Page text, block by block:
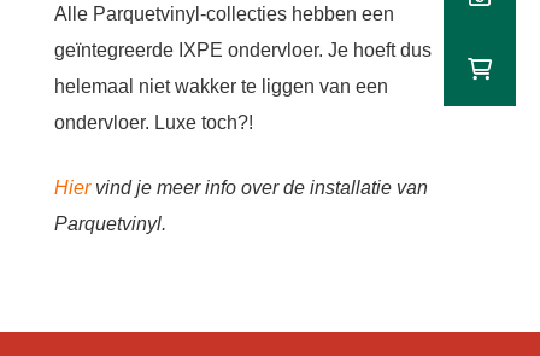
Alle Parquetvinyl-collecties hebben een
geïntegreerde IXPE ondervloer. Je hoeft dus
helemaal niet wakker te liggen van een
ondervloer. Luxe toch?!
Hiervind je meer info over de installatie van
Parquetvinyl.